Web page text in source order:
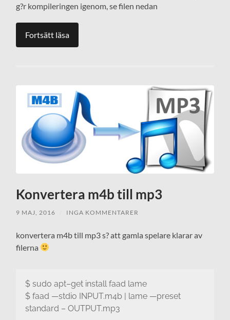
g?r kompileringen igenom, se filen nedan
Fortsätt läsa
Konvertera m4b till mp3
9 MAJ, 2016 INGA KOMMENTARER
konvertera m4b till mp3 s? att gamla spelare klarar av
filerna
$ sudo apt–get installfaad lame
$ faad —stdio INPUT.m4b lame —preset
standard – OUTPUT.mp3